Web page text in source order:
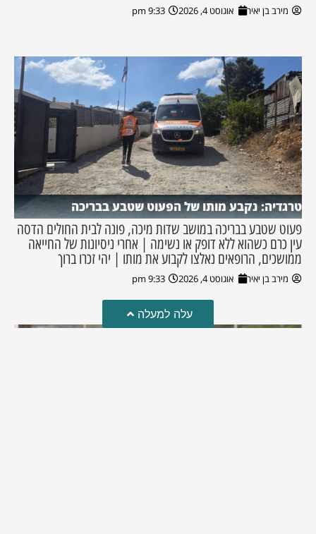
מירב בן יאיר אוגוסט 4, 2026 9:33 pm
טרגדיה: נקבע מותו של הפעוט שטבע בבריכה
פעוט שטבע בבריכה במושב שדות מיכה, פונה לבית החולים הדסה
עין כרם כשהוא ללא דופק או נשימה | אחרי ניסיונות של החייאה
ממושכים, הרופאים נאלצו לקבוע את מותו | יהי זכרו ברוך
מירב בן יאיר אוגוסט 4, 2026 9:33 pm
עלה למעלה